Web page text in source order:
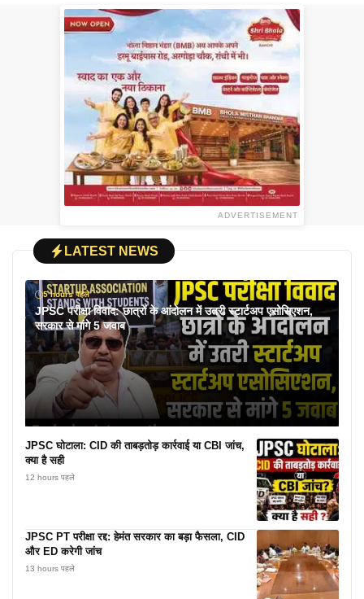
ADVERTISEMENT
LATEST NEWS
5 hours पहले
JPSC परीक्षा विवाद: छात्रों के आंदोलन में उतरी स्टार्टअप एसोसिएशन,
सरकार से मांगे 5 जवाब
JPSC घोटाला: CID की ताबड़तोड़ कार्रवाई या CBI जांच,
क्या है सही
12 hours पहले
JPSC PT परीक्षा रद्द: हेमंत सरकार का बड़ा फैसला, CID
और ED करेगी जांच
13 hours पहले